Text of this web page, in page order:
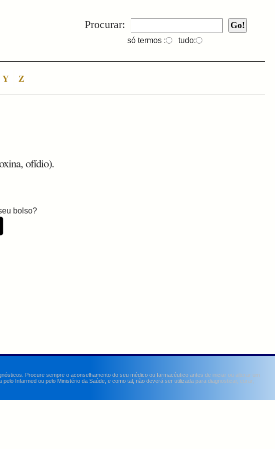
Procurar:
só termos : tudo:
Y Z
ofídio).
bolso?
Procure sempre o aconselhamento do seu médico ou farmacêutico antes de iniciar ou alterar um
Infarmed ou pelo Ministério da Saúde, e como tal, não deverá ser utilizada para diagnosticar, curar,